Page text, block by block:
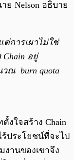
Nelson อธิบาย
การเผาไม่ใช่
อยู่
วณ burn quota
งใจสร้าง Chain
ประโยชน์ที่จะไป
านของเขาจึง